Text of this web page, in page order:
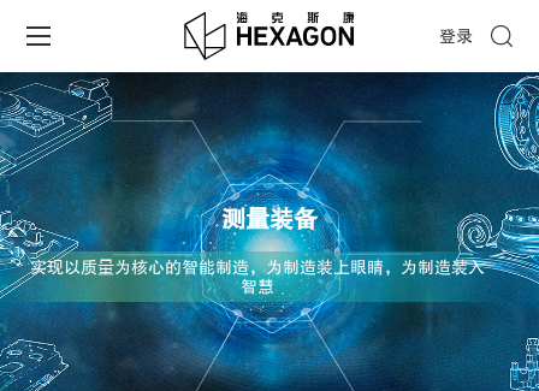
登录
测量装备
实现以质量为核心的智能制造，为制造装上眼睛，为制造装入
智慧